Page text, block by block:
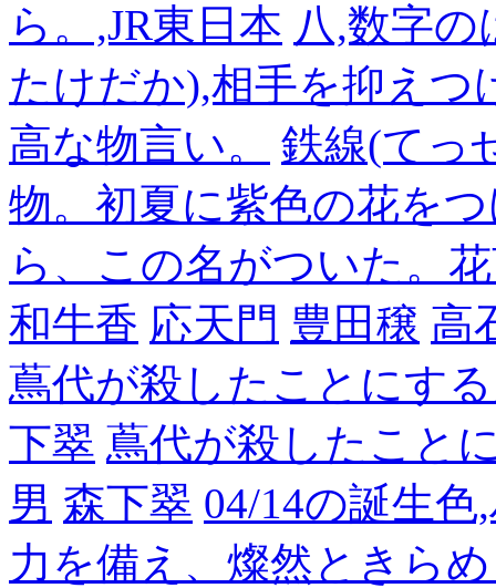
ら。,JR東日本 八,数字
たけだか),相手を抑えつ
高な物言い。
鉄線(てっ
物。初夏に紫色の花を
ら、この名がついた。
和牛香 応天門 豊田穣 高
蔦代が殺したことにす
下翠 蔦代が殺したこと
男 森下翠 04/14の誕生
力を備え、燦然ときら